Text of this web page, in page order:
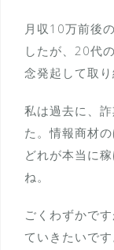
月収10万前後
したが、20代
念発起して取り
私は過去に、
た。情報商材
どれが本当に
ね。
ごくわずかで
ていきたいです